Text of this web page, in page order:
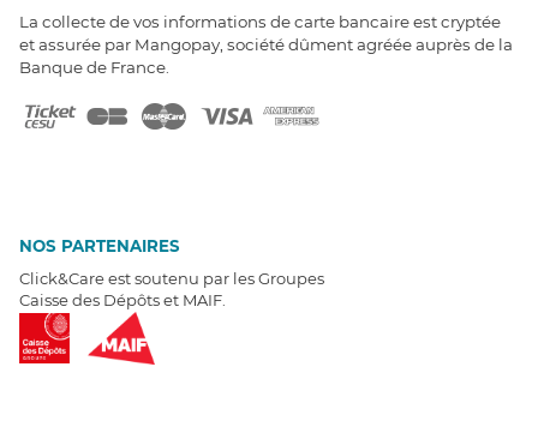
La collecte de vos informations de carte bancaire est cryptée
et assurée par Mangopay, société dûment agréée auprès de la
Banque de France.
NOS PARTENAIRES
Click&Care est soutenu par les Groupes
Caisse des Dépôts et MAIF.